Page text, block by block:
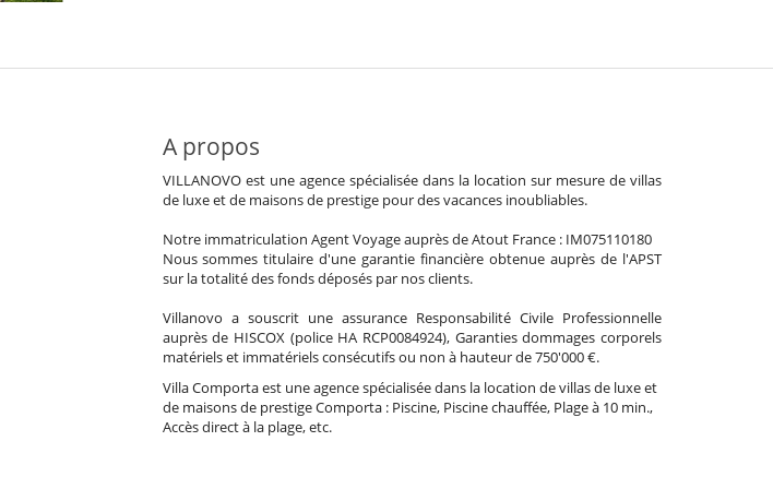
A propos
VILLANOVO est une agence spécialisée dans la location sur mesure de villas
de luxe et de maisons de prestige pour des vacances inoubliables.
Notre immatriculation Agent Voyage auprès de Atout France : IM075110180
Nous sommes titulaire d'une garantie financière obtenue auprès de l'APST
sur la totalité des fonds déposés par nos clients.
Villanovo a souscrit une assurance Responsabilité Civile Professionnelle
auprès de HISCOX (police HA RCP0084924), Garanties dommages corporels
matériels et immatériels consécutifs ou non à hauteur de 750'000 €.
Villa Comporta est une agence spécialisée dans la location de villas de luxe et
de maisons de prestige Comporta : Piscine, Piscine chauffée, Plage à 10 min.,
Accès direct à la plage, etc.